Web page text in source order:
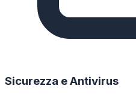
Sicurezza e Antivirus